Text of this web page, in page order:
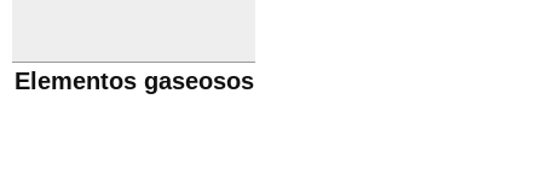
Elementos gaseosos